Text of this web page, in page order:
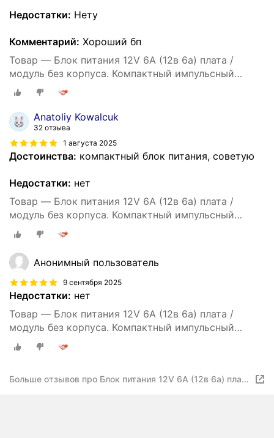
Недостатки: Нету
Комментарий: Хороший бп
Товар — Блок питания 12V 6А (12в 6а) плата /
модуль без корпуса. Компактный импульсный
источник питания 72Вт.
Anatoliy Kowalcuk
32 отзыва
1 августа 2025
Достоинства: компактный блок питания, советую
Недостатки: нет
Товар — Блок питания 12V 6А (12в 6а) плата /
модуль без корпуса. Компактный импульсный
источник питания 72Вт.
Анонимный пользователь
9 сентября 2025
Недостатки: нет
Товар — Блок питания 12V 6А (12в 6а) плата /
модуль без корпуса. Компактный импульсный
источник питания 72Вт.
Больше отзывов про Блок питания 12V 6А (12в 6а) плата